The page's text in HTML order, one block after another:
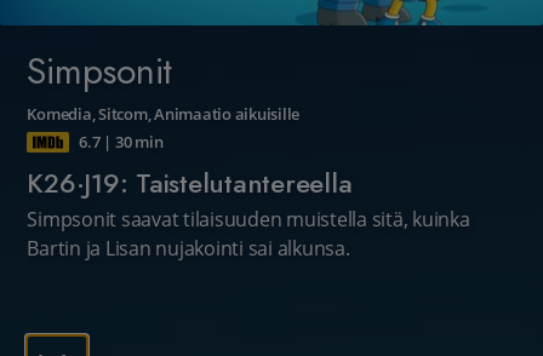
Simpsonit
Komedia,Sitcom,Animaatio aikuisille
6.7| 30 min
K26·J19: Taistelutantereella
Simpsonit saavat tilaisuuden muistella sitä, kuinka
Bartin ja Lisan nujakointi sai alkunsa.